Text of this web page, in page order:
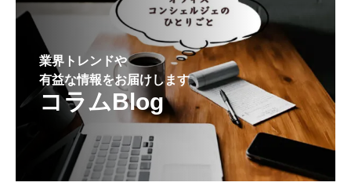
業界トレンドや
有益な情報をお届けします
コラムBlog